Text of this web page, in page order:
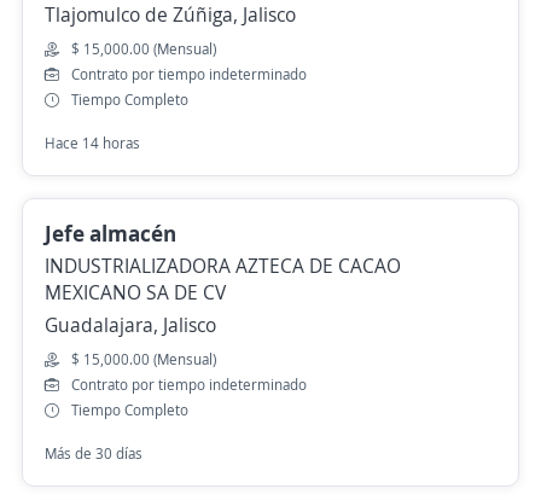
Tlajomulco de Zúñiga, Jalisco
$ 15,000.00 (Mensual)
Contrato por tiempo indeterminado
Tiempo Completo
Hace 14 horas
Jefe almacén
INDUSTRIALIZADORA AZTECA DE CACAO
MEXICANO SA DE CV
Guadalajara, Jalisco
$ 15,000.00 (Mensual)
Contrato por tiempo indeterminado
Tiempo Completo
Más de 30 días